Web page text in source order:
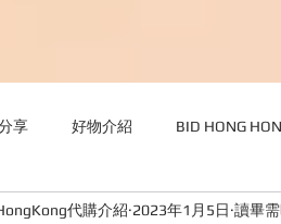
享 好物介紹 BID HONG
紹 ABOUT ME ABOUT
代購介紹 2023年1月5日 讀畢